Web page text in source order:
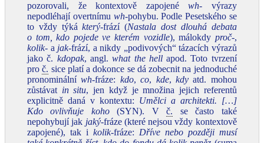
pozorovali, že kontextově zapojenéwh- výrazy
nepodléhají overtnímu wh-pohybu. Podle Pesetského se
to vždy týkákterý-frází (Nastala dost dlouhá debata
o tom, kdo pojede ve kterém vozidle), málokdy proč-,
kolik- a jak-frází, a nikdy „podivových“ tázacích výrazů
jako č. kdopak, angl.what the hellapod. Toto tvrzení
proč. sice platí a dokonce se dá zobecnit na jednoduché
pronominálníwh-fráze: kdo,co, kde, kdyatd. mohou
zůstávat in situ, jen když je množina jejich referentů
explicitně daná v kontextu: Umělci a architekti. […]
Kdo ovlivňuje koho(SYN). Vč. se často také
nepohybují jak jaký-fráze (které nejsou vždy kontextově
zapojené), tak i kolik-fráze: Dříve nebo později musí